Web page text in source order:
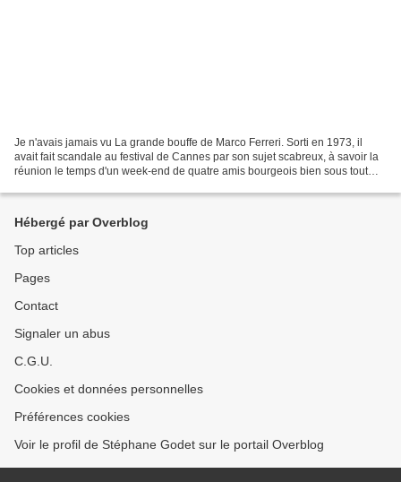
Je n'avais jamais vu La grande bouffe de Marco Ferreri. Sorti en 1973, il
avait fait scandale au festival de Cannes par son sujet scabreux, à savoir la
réunion le temps d'un week-end de quatre amis bourgeois bien sous tout
Hébergé par Overblog
Top articles
Pages
Contact
Signaler un abus
C.G.U.
Cookies et données personnelles
Préférences cookies
Voir le profil de Stéphane Godet sur le portail Overblog